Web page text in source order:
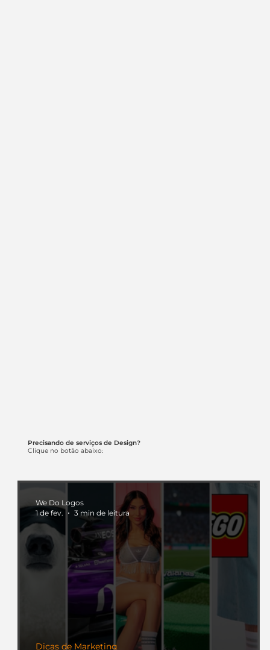
Precisando de serviços de Design?
Clique no botão abaixo:
Dicas de Marketing
We Do Logos
1 de fev.
3 min de leitura